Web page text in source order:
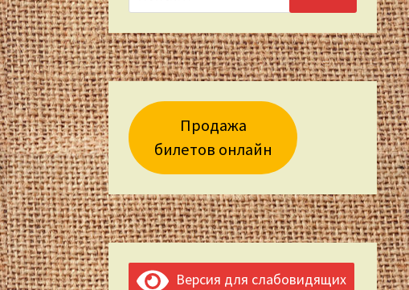
Продажа
билетов онлайн
Версия для слабовидящих